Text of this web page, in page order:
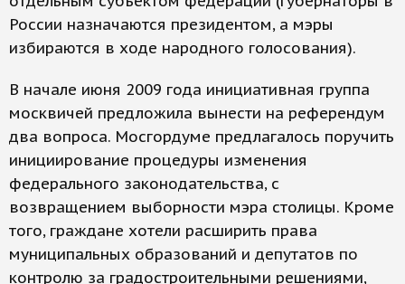
России назначаются президентом, а мэры
избираются в ходе народного голосования).
В начале июня 2009 года инициативная группа
москвичей предложила вынести на референдум
два вопроса. Мосгордуме предлагалось поручить
инициирование процедуры изменения
федерального законодательства, с
возвращением выборности мэра столицы. Кроме
того, граждане хотели расширить права
муниципальных образований и депутатов по
контролю за градостроительными решениями,